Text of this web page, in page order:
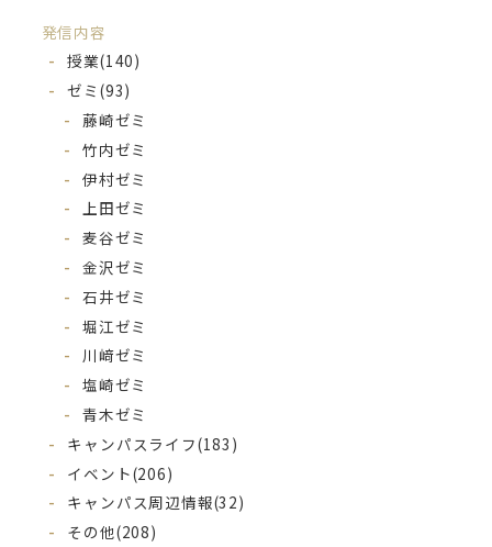
発信内容
授業(140)
ゼミ(93)
藤崎ゼミ
竹内ゼミ
伊村ゼミ
上田ゼミ
麦谷ゼミ
金沢ゼミ
石井ゼミ
堀江ゼミ
川﨑ゼミ
塩崎ゼミ
青木ゼミ
キャンパスライフ(183)
イベント(206)
キャンパス周辺情報(32)
その他(208)